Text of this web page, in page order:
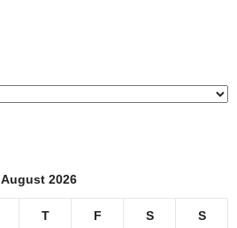
August 2026
T F S S